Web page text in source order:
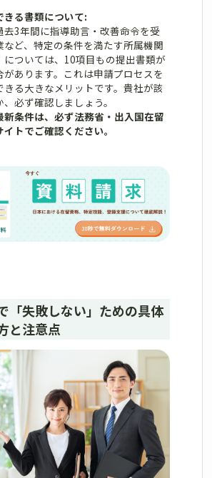
きる書類について:
去3年間に指導助言・改善命令を受
など、特定の条件を満たす所属機関
については、10項目もの提出書類が
あります。これは申請プロセスを
きる大きなメリットです。貴社が該
必ず確認しましょう。
条件は、必ず法務省・出入国在留
トでご確認ください。
「失敗しない」ための具体
と注意点